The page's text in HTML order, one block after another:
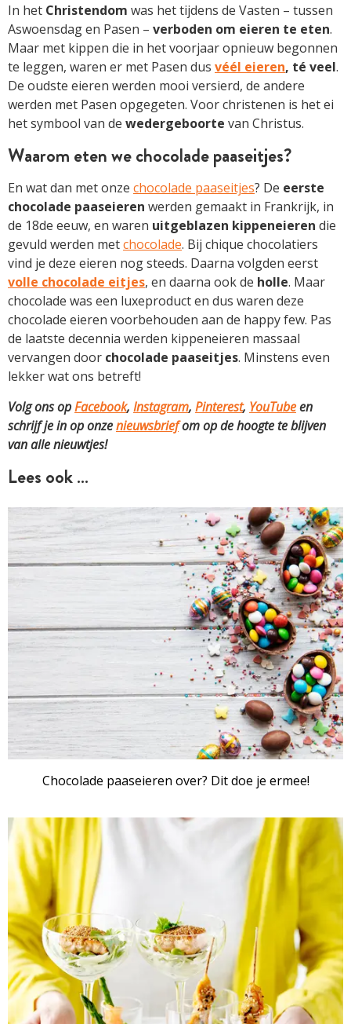
In het Christendom was het tijdens de Vasten – tussen
Aswoensdag en Pasen – verboden om eieren te eten.
Maar met kippen die in het voorjaar opnieuw begonnen
te leggen, waren er met Pasen dus véél eieren, té veel.
De oudste eieren werden mooi versierd, de andere
werden met Pasen opgegeten. Voor christenen is het ei
het symbool van de wedergeboorte van Christus.
Waarom eten we chocolade paaseitjes?
En wat dan met onze chocolade paaseitjes? De eerste
chocolade paaseieren werden gemaakt in Frankrijk, in
de 18de eeuw, en waren uitgeblazen kippeneieren die
gevuld werden metchocolade. Bij chique chocolatiers
vind je deze eieren nog steeds. Daarna volgden eerst
volle chocolade eitjes, en daarna ook de holle. Maar
chocolade was een luxeproduct en dus waren deze
chocolade eieren voorbehouden aan de happy few. Pas
de laatste decennia werden kippeneieren massaal
vervangen door chocolade paaseitjes. Minstens even
lekker wat ons betreft!
Volg ons opFacebook, Instagram, Pinterest, YouTubeen
schrijf je in op onzenieuwsbriefom op de hoogte te blijven
van alle nieuwtjes!
Lees ook …
Chocolade paaseieren over? Dit doe je ermee!